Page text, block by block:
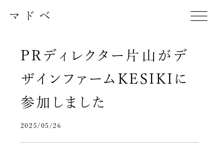
PRディレクター片山がデ
ザインファームKESIKIに
参加しました
2025/05/26